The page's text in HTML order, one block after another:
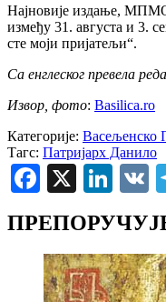
Најновије издање,
између 31. августа и 3.
сте моји пријатељи“.
Са енглеског превела
Извор, фото: Вasilica.ro
Категорије: Васељенско
Тагс: Патријарх Данило
Facebook
X